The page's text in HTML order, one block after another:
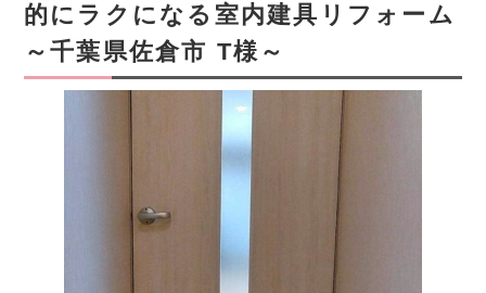
的にラクになる室内建具リフォーム
～千葉県佐倉市 T様～